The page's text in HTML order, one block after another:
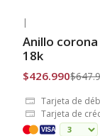
Envío Gratis
|
Anillo
18k
$426.990
Tarjeta de
Tarjeta de
VISA